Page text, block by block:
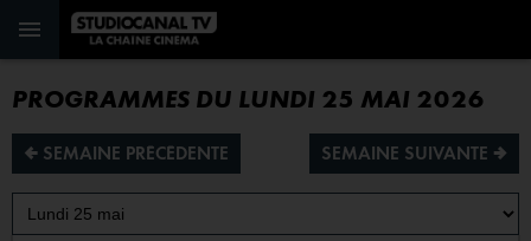
PROGRAMMES DU LUNDI 25 MAI 2026
¡ SEMAINE PRÉCÉDENTE SEMAINE SUIVANTE ª